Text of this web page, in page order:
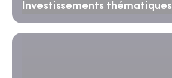
Investissements thématiques